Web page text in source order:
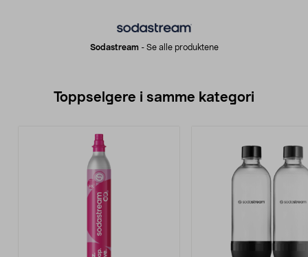
Sodastream- Se alle produktene
Toppselgere i samme kategori